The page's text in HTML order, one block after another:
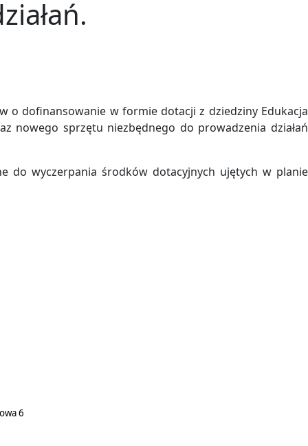
o dofinansowanie w formie dotacji z dziedziny Edukacja
nowego sprzętu niezbędnego do prowadzenia działań
do wyczerpania środków dotacyjnych ujętych w planie
Edukacja Ekologiczna i Ochrona różnorodności
6